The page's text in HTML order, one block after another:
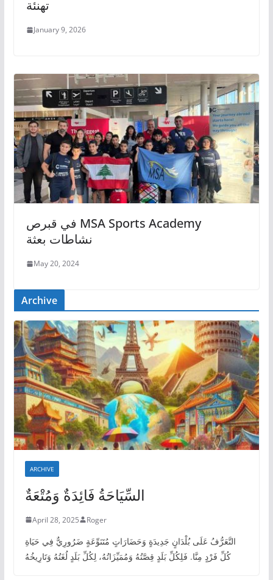
تهنئة
January 9, 2026
في قبرص MSA Sports Academy
نشاطات بعثة
May 20, 2024
Archive
ARCHIVE
السِّيَاحَةُ فَائِدَةٌ وَمُتْعَةٌ
April 28, 2025 Roger
التَّعَرُّفُ عَلَى بُلْدَانٍ جَدِيدَةٍ وَحَضَارَاتٍ مُتَنَوِّعَةٍ ضَرُورِيٌّ فِي حَيَاةِ
كُلِّ فَرْدٍ مِنَّا. فَلِكُلِّ بَلَدٍ قِصَّتُهُ وَمُمَيِّزَاتُهُ، لِكُلِّ بَلَدٍ لُغَتُهُ وَتَارِيخُهُ